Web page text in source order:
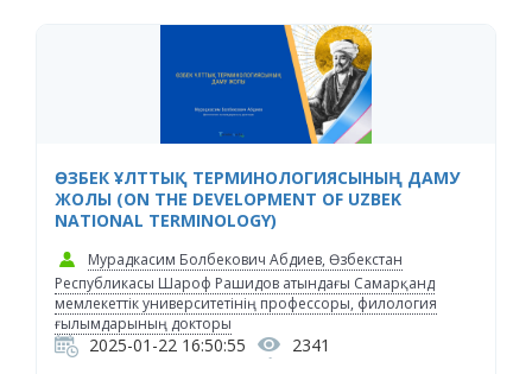
ӨЗБЕК ҰЛТТЫҚ ТЕРМИНОЛОГИЯСЫНЫҢ ДАМУ
ЖОЛЫ (ON THE DEVELOPMENT OF UZBEK
NATIONAL TERMINOLOGY)
Мурадкасим Болбекович Абдиев, Өзбекстан
Республикасы Шароф Рашидов атындағы Самарқанд
мемлекеттік университетінің профессоры, филология
ғылымдарының докторы
2025-01-22 16:50:55 2341